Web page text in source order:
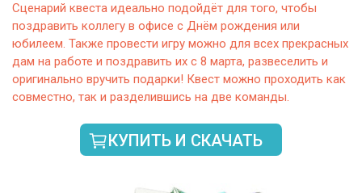
Сценарий квеста идеально подойдёт для того, чтобы
поздравить коллегу в офисе с Днём рождения или
юбилеем. Также провести игру можно для всех прекрасных
дам на работе и поздравить их с 8 марта, развеселить и
оригинально вручить подарки! Квест можно проходить как
совместно, так и разделившись на две команды.
КУПИТЬ И СКАЧАТЬ